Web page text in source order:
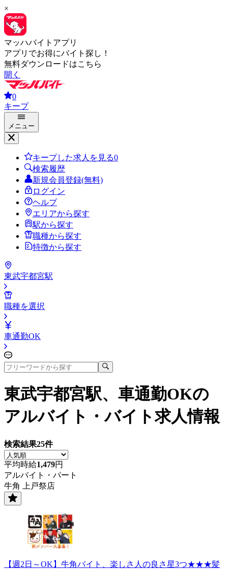
×
マッハバイトアプリ
アプリでお得にバイト探し！
無料ダウンロードはこちら
開く
0
キープ
メニュー
キープした求人を見る0
検索履歴
新規会員登録(無料)
ログイン
ヘルプ
エリアから探す
駅から探す
職種から探す
特徴から探す
東武宇都宮駅
職種を選択
車通勤OK
東武宇都宮駅、車通勤OKの
アルバイト・バイト求人情報
検索結果25件
平均時給1,479円
アルバイト・パート
牛角 上戸祭店
【週2日～OK】牛角バイト、楽しさ人の良さ星3つ★★★髪